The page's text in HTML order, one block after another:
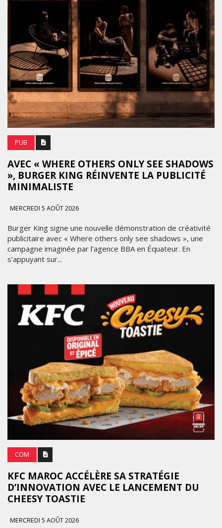
PUB
AVEC « WHERE OTHERS ONLY SEE SHADOWS
», BURGER KING RÉINVENTE LA PUBLICITÉ
MINIMALISTE
MERCREDI 5 AOÛT 2026
Burger King signe une nouvelle démonstration de créativité
publicitaire avec « Where others only see shadows », une
campagne imaginée par l’agence BBA en Équateur. En
s’appuyant sur...
COM
KFC MAROC ACCÉLÈRE SA STRATÉGIE
D’INNOVATION AVEC LE LANCEMENT DU
CHEESY TOASTIE
MERCREDI 5 AOÛT 2026